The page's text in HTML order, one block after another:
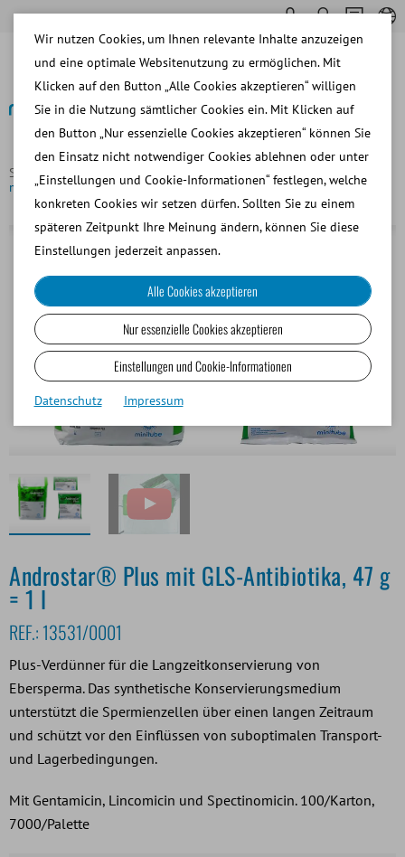
Startseite Samenverdünnung
Androstar® Plus
mit GLS-Antibiotika, 47 g = 1 l
Zurück
Androstar® Plus mit GLS-Antibiotika, 47 g
= 1 l
REF.: 13531/0001
Plus-Verdünner für die Langzeitkonservierung von
Ebersperma. Das synthetische Konservierungsmedium
unterstützt die Spermienzellen über einen langen Zeitraum
und schützt vor den Einflüssen von suboptimalen Transport-
und Lagerbedingungen.
Mit Gentamicin, Lincomicin und Spectinomicin. 100/Karton,
7000/Palette
Wir nutzen Cookies, um Ihnen relevante Inhalte anzuzeigen
und eine optimale Websitenutzung zu ermöglichen. Mit
Klicken auf den Button „Alle Cookies akzeptieren“ willigen
Sie in die Nutzung sämtlicher Cookies ein. Mit Klicken auf
den Button „Nur essenzielle Cookies akzeptieren“ können Sie
den Einsatz nicht notwendiger Cookies ablehnen oder unter
„Einstellungen und Cookie-Informationen“ festlegen, welche
konkreten Cookies wir setzen dürfen. Sollten Sie zu einem
späteren Zeitpunkt Ihre Meinung ändern, können Sie diese
Einstellungen jederzeit anpassen.
Alle Cookies akzeptieren
Nur essenzielle Cookies akzeptieren
Einstellungen und Cookie-Informationen
Datenschutz Impressum